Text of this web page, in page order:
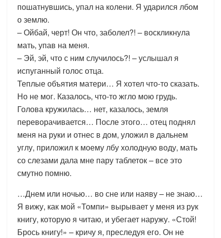
пошатнувшись, упал на колени. Я ударился лбом
о землю.
– Ойбай, черт! Он что, заболел?! – воскликнула
мать, упав на меня.
– Эй, эй, что с ним случилось?! – услышал я
испуганный голос отца.
Теплые объятия матери… Я хотел что-то сказать.
Но не мог. Казалось, что-то жгло мою грудь.
Голова кружилась… нет, казалось, земля
переворачивается… После этого… отец поднял
меня на руки и отнес в дом, уложил в дальнем
углу, приложил к моему лбу холодную воду, мать
со слезами дала мне пару таблеток – все это
смутно помню.
…Днем или ночью… во сне или наяву – не знаю…
Я вижу, как мой «Томпи» вырывает у меня из рук
книгу, которую я читаю, и убегает наружу. «Стой!
Брось книгу!» – кричу я, преследуя его. Он не